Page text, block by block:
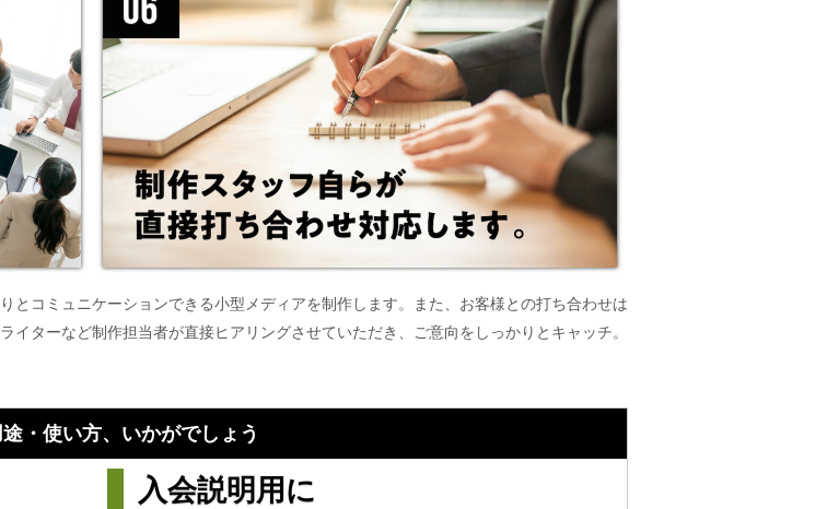
とコミュニケーションできる小型メディアを制作します。また、お客様との打ち合わせは
ターなど制作担当者が直接ヒアリングさせていただき、ご意向をしっかりとキャッチ。
・使い方、いかがでしょう
入会説明用に